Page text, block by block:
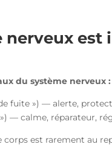
nerveux
du système nerveux :
fuite ») — alerte,
— calme, réparateur,
est rarement au